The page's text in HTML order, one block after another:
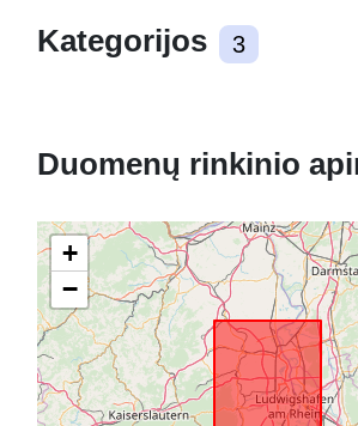
Kategorijos 3
Duomenų rinkinio
+
−